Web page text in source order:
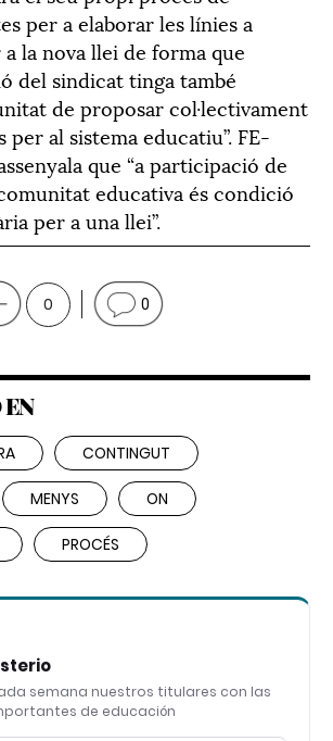
per a elaborar les línies a
la nova llei de forma que
del sindicat tinga també
de proposar col·lectivament
per al sistema educatiu”. FE-
que “a participació de
educativa és condició
per a una llei”.
0 0
CONTINGUT
MENYS ON
PROCÉS
semana nuestros titulares con las
de educación